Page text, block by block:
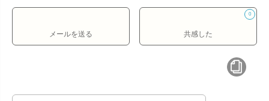
メールを送る
0
共感した